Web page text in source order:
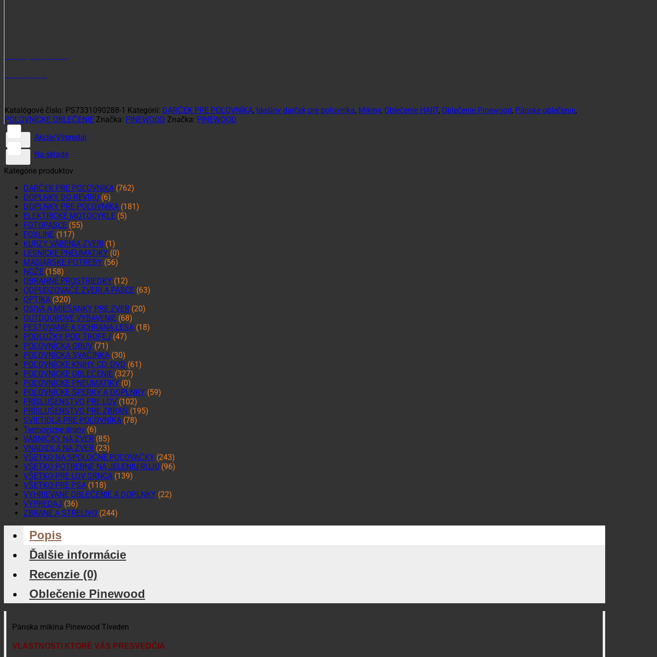
Katalógové číslo: PS7331090288-1 Kategórií: DARČEK PRE POĽOVNÍKA, Ideálny darček pre poľovníka, Mikiny, Oblečenie HART, Oblečenie Pinewood, Pánske oblečenie,
POĽOVNÍCKE OBLEČENIE Značka: PINEWOOD Značka: PINEWOOD
Akcie/Výpredaj
Na sklade
Kategórie produktov
DARČEK PRE POĽOVNÍKA (762)
DOPLNKY DO REVÍRU (6)
DOPLNKY PRE POĽOVNÍKA (181)
ELEKTRICKÉ MOTOCYKLE (5)
FOTOPASCE (55)
FOXLINE (117)
KURZY VÁBENIA ZVERI (1)
LESNÍCKE PNEUMATIKY (0)
MÄSIARSKE POTREBY (56)
NOŽE (158)
OBRANNÉ PROSTRIEDKY (12)
ODPUDZOVAČE ZVERI A PASCE (63)
OPTIKA (320)
OSIVÁ A MIEŠANKY PRE ZVER (20)
OUTDOOROVÉ VYBAVENIE (68)
PESTOVANIE A OCHRANA LESA (18)
PODLOŽKY POD TROFEJ (47)
POĽOVNÍCKA OBUV (71)
POĽOVNÍCKA SVAČINKA (30)
POĽOVNÍCKE KNIHY, CD, DVD (61)
POĽOVNÍCKE OBLEČENIE (327)
POĽOVNÍCKE PNEUMATIKY (0)
POĽOVNÍCKE ŠPERKY A DOPLNKY (59)
PRÍSLUŠENSTVO PRE LOV (102)
PRÍSLUŠENSTVO PRE ZBRAŇ (195)
SVIETIDLÁ PRE POĽOVNÍKA (78)
Termovízne drony (6)
VÁBNIČKY NA ZVER (85)
VNADIDLÁ NA ZVER (23)
VŠETKO NA SPOLOČNÉ POĽOVAČKY (243)
VŠETKO POTREBNÉ NA JELENIU RUJU (96)
VŠETKO PRE LOV SRNCA (139)
VŠETKO PRE PSA (118)
VYHRIEVANÉ OBLEČENIE A DOPLNKY (22)
VÝPREDAJ (36)
ZBRANE A STRELIVO (244)
Popis
Ďalšie informácie
Recenzie (0)
Oblečenie Pinewood
Pánska mikina Pinewood Tiveden
VLASTNOSTI KTORÉ VÁS PRESVEDČIA